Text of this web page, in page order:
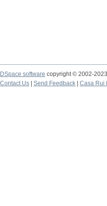
DSpace software copyright © 2002-2023
Contact Us
Send Feedback Casa Rui